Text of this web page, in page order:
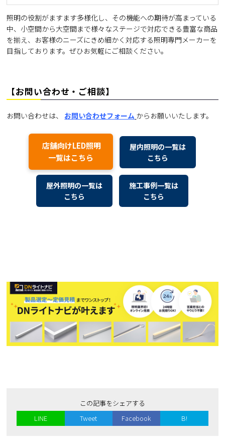
照明の役割がますます多様化し、その機能への期待が高まっている
中、小空間から大空間まで様々なステージで対応できる豊富な商品
を揃え、お客様のニーズにきめ細かく対応する照明専門メーカーを
目指しております。ぜひお気軽にご相談ください。
【お問い合わせ・ご相談】
お問い合わせは、 お問い合わせフォーム からお願いいたします。
店舗向けLED照明
一覧はこちら
屋内照明の一覧は
こちら
屋外照明の一覧は
こちら
施工事例一覧は
こちら
この記事をシェアする
LINE
Tweet Facebook B!